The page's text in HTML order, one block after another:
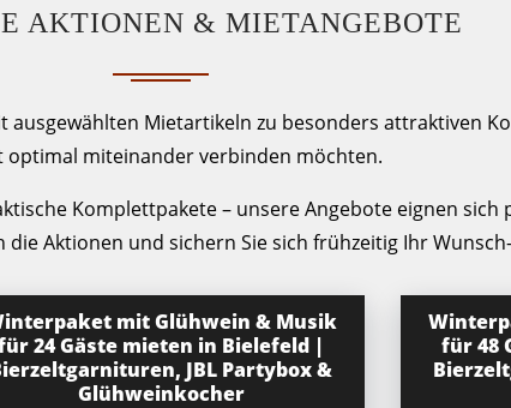
AKTIONEN & MIETANGEBOTE
Mietartikeln zu besonders attraktiven
optimal miteinander verbinden möchten.
Komplettpakete – unsere Angebote eignen
die Aktionen und sichern Sie sich frühzeitig Ihr
mit Glühwein & Musik
24 Gäste mieten in Bielefeld |
JBL Partybox &
Glühweinkocher
für 48